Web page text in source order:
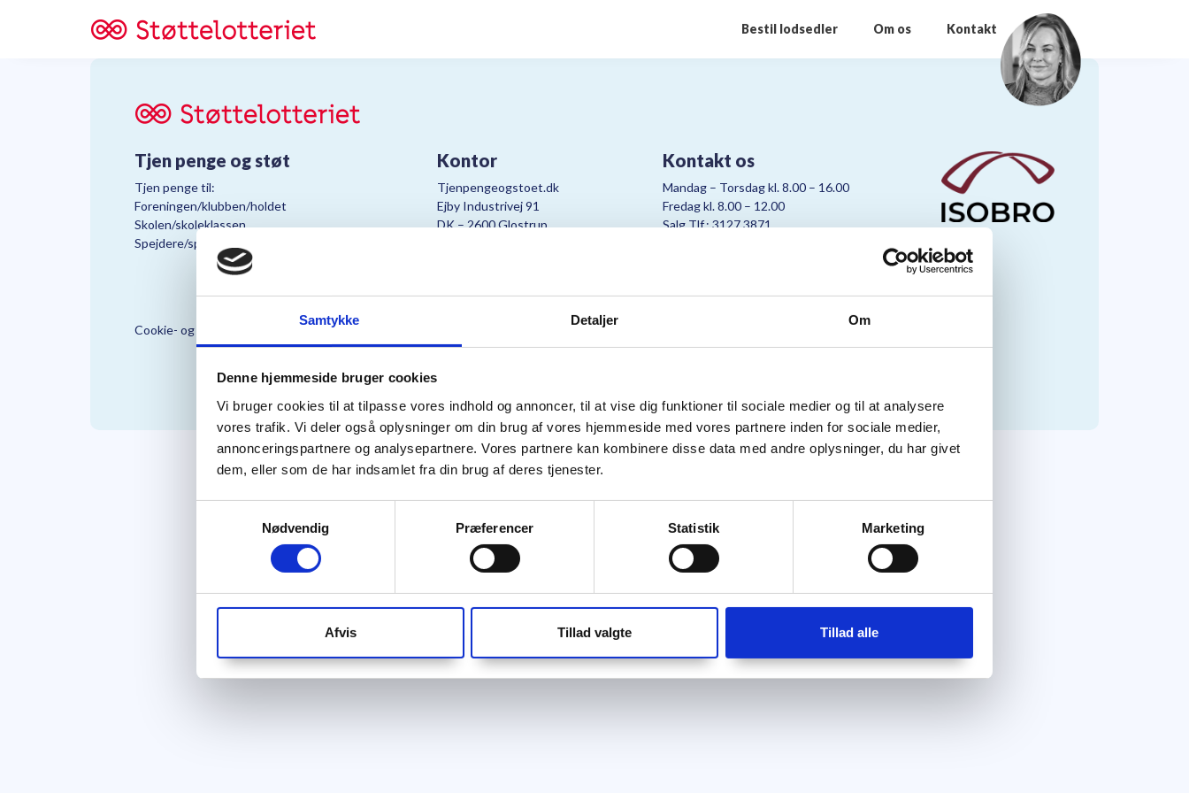
Samtykke Detaljer Om
Denne hjemmeside bruger cookies
Vi bruger cookies til at tilpasse vores indhold og annoncer, til at vise dig funktioner til sociale medier og til at analysere
vores trafik. Vi deler også oplysninger om din brug af vores hjemmeside med vores partnere inden for sociale medier,
annonceringspartnere og analysepartnere. Vores partnere kan kombinere disse data med andre oplysninger, du har givet
dem, eller som de har indsamlet fra din brug af deres tjenester.
Nødvendig
Præferencer Statistik Marketing
Afvis Tillad valgte Tillad alle
Bestil lodsedler Om os Kontakt
Tjen penge og støt
Tjen penge til:
Foreningen/klubben/holdet
Skolen/skoleklassen
Spejdere/spejdergruppen/FDF’ere, m.fl.
Kontor
Tjenpengeogstoet.dk
Ejby Industrivej 91
DK – 2600 Glostrup
Kontakt os
Mandag – Torsdag kl. 8.00 – 16.00
Fredag kl. 8.00 – 12.00
Salg Tlf.: 3127 3871
Cookie- og Persondatapolitik